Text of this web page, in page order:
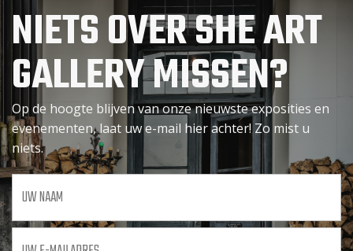
NIETS OVER SHE ART
GALLERY MISSEN?
Op de hoogte blijven van onze nieuwste exposities en
evenementen, laat uw e-mail hier achter! Zo mist u
niets.
naam